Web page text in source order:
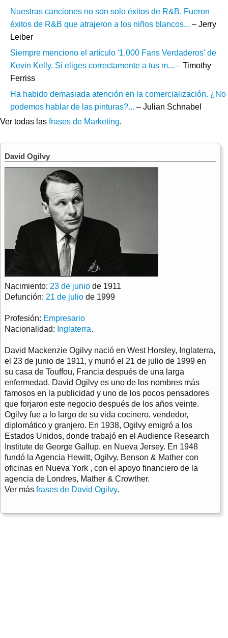
Nuestras canciones no son solo éxitos de R&B. Fueron
éxitos de R&B que atrajeron a los niños blancos... – Jerry
Leiber
Siempre menciono el artículo '1,000 Fans Verdaderos' de
Kevin Kelly. Si eliges correctamente a tus m... – Timothy
Ferriss
Ha habido demasiada atención en la comercialización. ¿No
podemos hablar de las pinturas?... – Julian Schnabel
Ver todas las frases de Marketing.
David Ogilvy
Nacimiento: 23 de junio de 1911
Defunción: 21 de julio de 1999
Profesión: Empresario
Nacionalidad: Inglaterra.
David Mackenzie Ogilvy nació en West Horsley, Inglaterra,
el 23 de junio de 1911, y murió el 21 de julio de 1999 en
su casa de Touffou, Francia después de una larga
enfermedad. David Ogilvy es uno de los nombres más
famosos en la publicidad y uno de los pocos pensadores
que forjaron este negocio después de los años veinte.
Ogilvy fue a lo largo de su vida cocinero, vendedor,
diplomático y granjero. En 1938, Ogilvy emigró a los
Estados Unidos, donde trabajó en el Audience Research
Institute de George Gallup, en Nueva Jersey. En 1948
fundó la Agencia Hewitt, Ogilvy, Benson & Mather con
oficinas en Nueva York , con el apoyo financiero de la
agencia de Londres, Mather & Crowther.
Ver más frases de David Ogilvy.